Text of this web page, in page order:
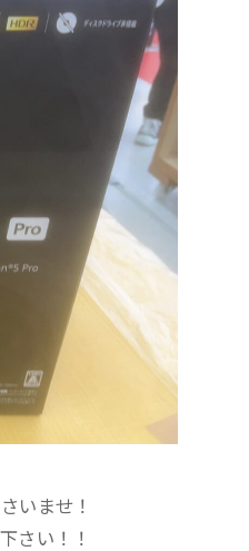
いませ！
さい！！